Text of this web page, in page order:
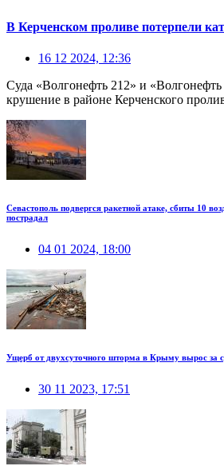
В Керченском проливе потерпели
16 12 2024, 12:36
Суда «Волгонефть 212» и «Волгонефть
крушение в районе Керченского
Севастополь подвергся ракетной атаке, сбиты 10
пострадал
04 01 2024, 18:00
Ущерб от двухсуточного шторма в Крыму вырос за
30 11 2023, 17:51